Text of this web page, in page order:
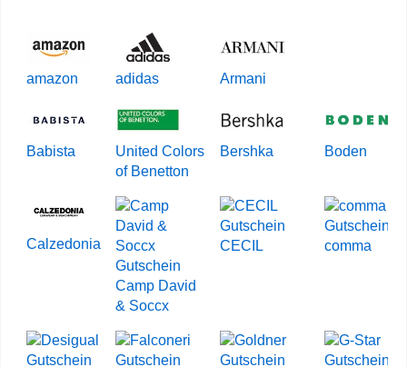
amazon adidas Armani
Babista
United Colors
of Benetton
Bershka Boden
Calzedonia
Camp David
& Soccx
CECIL comma